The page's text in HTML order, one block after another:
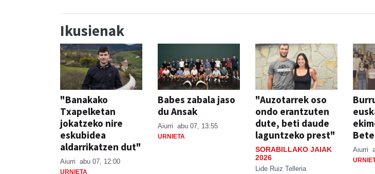
Ikusienak
"Banakako
Txapelketan
jokatzeko nire
eskubidea
aldarrikatzen dut"
Aiurri abu 07, 12:00
URNIETA
Babes zabala jaso
du Ansak
Aiurri abu 07, 13:55
URNIETA
"Auzotarrek oso
ondo erantzuten
dute, beti daude
laguntzeko prest"
SORABILLAKO JAIAK
2026
Lide Ruiz Telleria
Aiurri